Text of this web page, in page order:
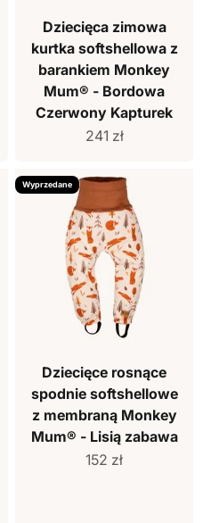
Dziecięca zimowa
kurtka softshellowa z
barankiem Monkey
Mum® - Bordowa
Czerwony Kapturek
Cena sprzedaży
241 zł
Wyprzedane
Dziecięce rosnące
spodnie softshellowe
z membraną Monkey
Mum® - Lisią zabawa
Cena sprzedaży
152 zł